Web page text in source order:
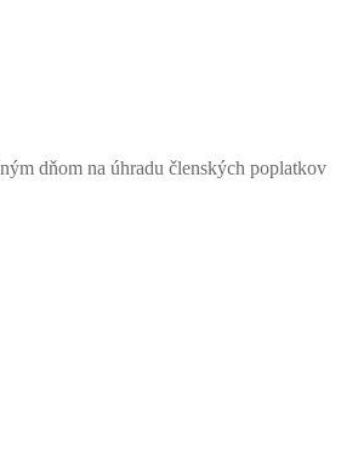
dňom na úhradu členských poplatkov